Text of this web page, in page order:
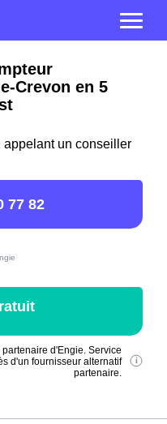
Crevon en 5
un conseiller
77 82
d'Engie. Service
d'un fournisseur alternatif
partenaire.